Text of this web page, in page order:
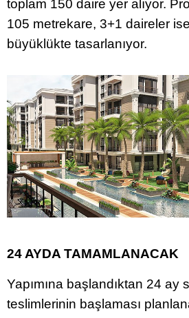
toplam 150 daire yer alıyor.
105 metrekare, 3+1 daireler
büyüklükte tasarlanıyor.
24 AYDA TAMAMLANACAK
Yapımına başlandıktan 24 ay
teslimlerinin başlaması